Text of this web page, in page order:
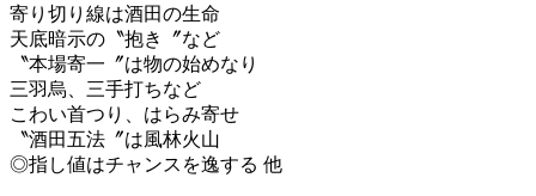
寄り切り線は酒田の生命
天底暗示の〝抱き〞など
〝本場寄一〞は物の始めなり
三羽烏、三手打ちなど
こわい首つり、はらみ寄せ
〝酒田五法〞は風林火山
◎指し値はチャンスを逸する 他